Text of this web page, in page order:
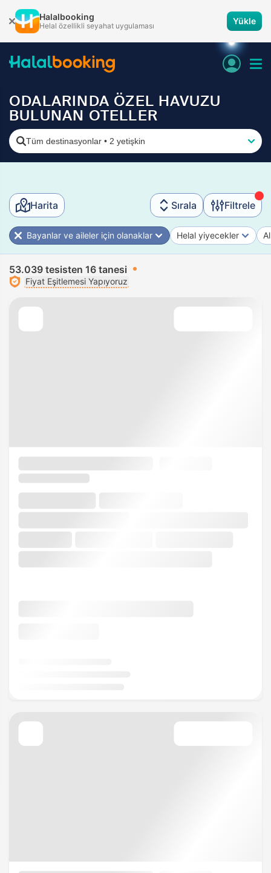
Halalbooking
Helal özellikli seyahat uygulaması Yükle
ODALARINDA ÖZEL HAVUZU
BULUNAN OTELLER
Tüm destinasyonlar • 2 yetişkin
Harita Sırala Filtrele
Bayanlar ve aileler için olanaklar Helal yiyecekler
53.039 tesisten 16 tanesi
Fiyat Eşitlemesi Yapıyoruz